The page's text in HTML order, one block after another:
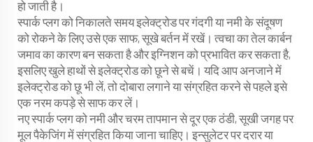
हो जाती है।
स्पार्क प्लग को निकालते समय इलेक्ट्रोड पर गंदगी या नमी के संदूषण
को रोकने के लिए उसे एक साफ, सूखे बर्तन में रखें। त्वचा का तेल कार्बन
जमाव का कारण बन सकता है और इग्निशन को प्रभावित कर सकता है,
इसलिए खुले हाथों से इलेक्ट्रोड को छूने से बचें। यदि आप अनजाने में
इलेक्ट्रोड को छू भी लें, तो दोबारा लगाने या संग्रहित करने से पहले इसे
एक नरम कपड़े से साफ कर लें।
नए स्पार्क प्लग को नमी और चरम तापमान से दूर एक ठंडी, सूखी जगह पर
मूल पैकेजिंग में संग्रहित किया जाना चाहिए। इन्सुलेटर पर दरार या